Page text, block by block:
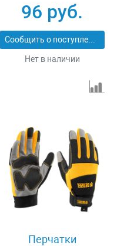
МЕХАНИК 11276-
M_z01
96 руб.
Сообщить о поступлении
Нет в наличии
Перчатки